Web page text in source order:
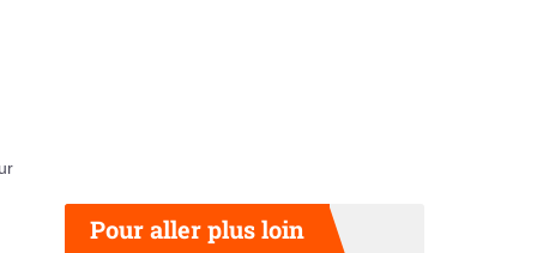
Pour aller plus loin